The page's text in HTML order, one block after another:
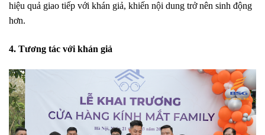
hiệu quả giao tiếp với khán giả, khiến nội dung trở nên sinh động
hơn.
4. Tương tác với khán giả